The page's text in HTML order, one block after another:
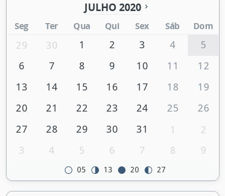
JULHO 2020
Seg Ter Qua Qui Sex Sáb Dom
29 30 1 2 3 4
5
6
7 8 9 10 11
12
13
14 15 16 17 18
19
20
21 22 23 24 25
26
27
28 29 30 31 1
2
3
4 5 6 7 8 9
05 13 20 27